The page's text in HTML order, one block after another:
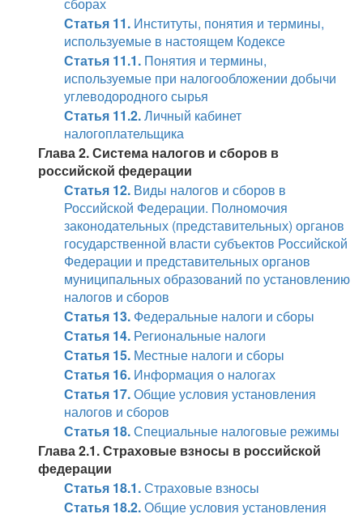
Статья 11. Институты, понятия и термины,
используемые в настоящем Кодексе
Статья 11.1. Понятия и термины,
используемые при налогообложении добычи
углеводородного сырья
Статья 11.2.Личный кабинет
налогоплательщика
Глава 2. Система налогов и сборов в
российской федерации
Статья 12. Виды налогов и сборов в
Российской Федерации. Полномочия
законодательных (представительных) органов
государственной власти субъектов Российской
Федерации и представительных органов
муниципальных образований по установлению
налогов и сборов
Статья 13. Федеральные налоги и сборы
Статья 14. Региональные налоги
Статья 15. Местные налоги и сборы
Статья 16. Информация о налогах
Статья 17.Общие условия установления
налогов и сборов
Статья 18.Специальные налоговые режимы
Глава 2.1. Страховые взносы в российской
федерации
Статья 18.1.Страховые взносы
Статья 18.2.Общие условия установления